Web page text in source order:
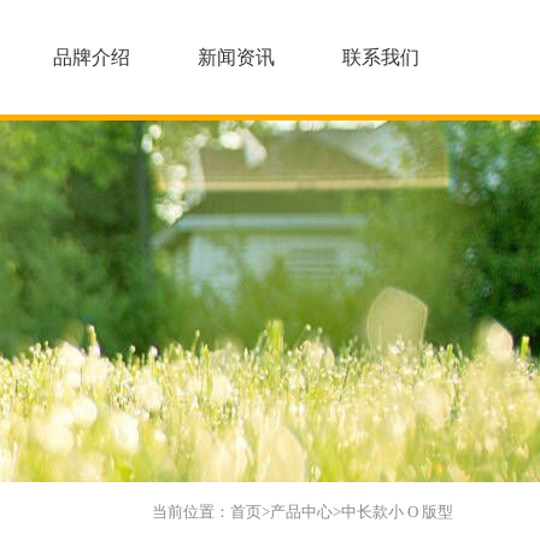
品牌介绍 新闻资讯 联系我们
当前位置： 首页>产品中心>中长款小 O 版型